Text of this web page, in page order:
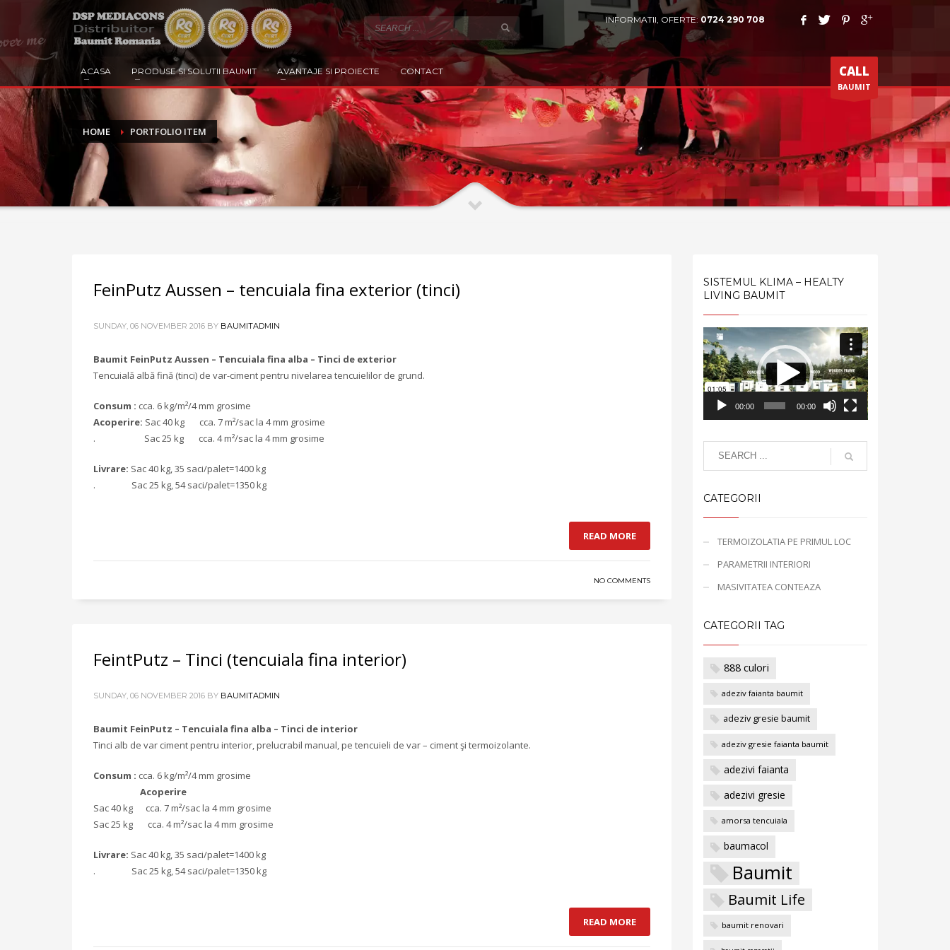
INFORMATII, OFERTE: 0724 290 708
ACASA PRODUSE SI SOLUTII BAUMIT AVANTAJE SI PROIECTE CONTACT CALL
BAUMIT
HOME PORTFOLIO ITEM
FeinPutz Aussen – tencuiala fina exterior (tinci)
SUNDAY, 06 NOVEMBER 2016 BY BAUMITADMIN
Baumit FeinPutz Aussen – Tencuiala fina alba – Tinci de exterior
Tencuială albă fină (tinci) de var-ciment pentru nivelarea tencuielilor de grund.
Consum : cca. 6 kg/m²/4 mm grosime
Acoperire: Sac 40 kg cca. 7 m²/sac la 4 mm grosime
. Sac 25 kg cca. 4 m²/sac la 4 mm grosime
Livrare: Sac 40 kg, 35 saci/palet=1400 kg
. Sac 25 kg, 54 saci/palet=1350 kg
READ MORE
NO COMMENTS
FeintPutz – Tinci (tencuiala fina interior)
SUNDAY, 06 NOVEMBER 2016 BY BAUMITADMIN
Baumit FeinPutz – Tencuiala fina alba – Tinci de interior
Tinci alb de var ciment pentru interior, prelucrabil manual, pe tencuieli de var – ciment şi termoizolante.
Consum : cca. 6 kg/m²/4 mm grosime
Acoperire
Sac 40 kg cca. 7 m²/sac la 4 mm grosime
Sac 25 kg cca. 4 m²/sac la 4 mm grosime
Livrare: Sac 40 kg, 35 saci/palet=1400 kg
. Sac 25 kg, 54 saci/palet=1350 kg
READ MORE
SISTEMUL KLIMA – HEALTY
LIVING BAUMIT
Video
Player
00:00 00:00
CATEGORII
TERMOIZOLATIA PE PRIMUL LOC
PARAMETRII INTERIORI
MASIVITATEA CONTEAZA
CATEGORII TAG
888 culori
adeziv faianta baumit
adeziv gresie baumit
adeziv gresie faianta baumit
adezivi faianta
adezivi gresie
amorsa tencuiala
baumacol
Baumit
Baumit Life
baumit renovari